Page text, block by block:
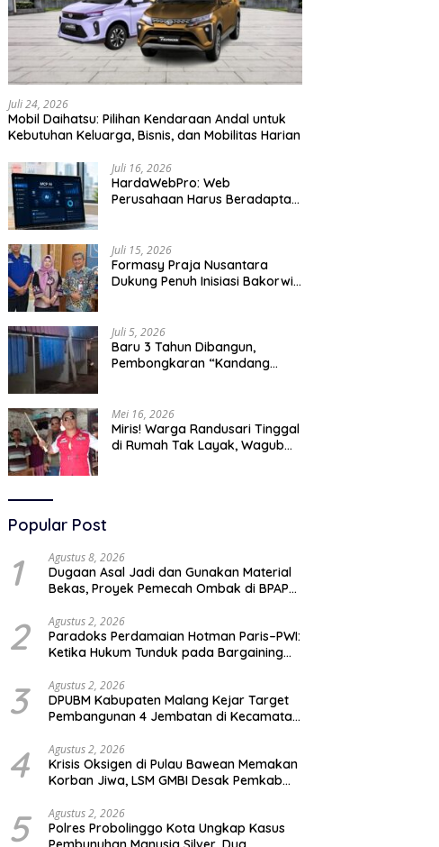
Juli 24, 2026
Mobil Daihatsu: Pilihan Kendaraan Andal untuk
Kebutuhan Keluarga, Bisnis, dan Mobilitas Harian
Juli 16, 2026
HardaWebPro: Web
Perusahaan Harus Beradaptasi
Operasional
Juli 15, 2026
Formasy Praja Nusantara
Dukung Penuh Inisiasi Bakorwil
Juli 5, 2026
Baru 3 Tahun Dibangun,
Pembongkaran “Kandang
Mei 16, 2026
Miris! Warga Randusari Tinggal
di Rumah Tak Layak, Wagub
Popular Post
1 Agustus 8, 2026
Dugaan Asal Jadi dan Gunakan Material
Bekas, Proyek Pemecah Ombak di BPAP
2 Agustus 2, 2026
Paradoks Perdamaian Hotman Paris–PWI:
Ketika Hukum Tunduk pada Bargaining
3 Agustus 2, 2026
DPUBM Kabupaten Malang Kejar Target
Pembangunan 4 Jembatan di Kecamatan
4 Agustus 2, 2026
Krisis Oksigen di Pulau Bawean Memakan
Korban Jiwa, LSM GMBI Desak Pemkab
5 Agustus 2, 2026
Polres Probolinggo Kota Ungkap Kasus